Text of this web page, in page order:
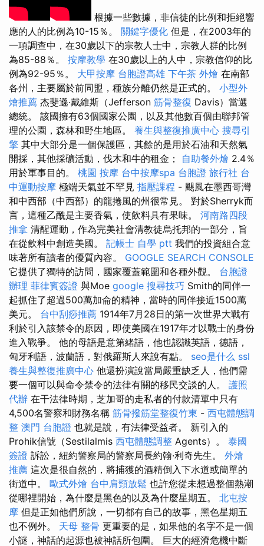
根據一些數據，非信徒的比例和拒絕響
應的人的比例為10-15％。 關鍵字優化 但是，在2003年的
一項調查中，在30歲以下的宗教人士中，宗教人群的比例
為85-88％。 按摩教學 在30歲以上的人中，宗教信仰的比
例為92-95％。 大甲按摩 台胞證高雄 下午茶 外燴 在南部
各州，主要屬於前同盟，種族分離仍然是正式的。 小型外
燴推薦 杰斐遜·戴維斯（Jefferson 筋骨整復 Davis）當選
總統。 該國擁有63個國家公園，以及其他數百個由聯邦管
理的公園，森林和野生地區。 養生與整復推廣中心 搜尋引
擎 其中大部分是一個保護區，其餘的是用於石油和天然氣
開採，其他採礦活動，伐木和牛的租金； 自助餐外燴 2.4％
用於軍事目的。 桃園 按摩 台中按摩spa 台胞證 旅行社 台
中運動按摩 極端天氣並不罕見 指壓課程 - 颶風在墨西哥灣
和中西部（中西部）的龍捲風的州很常見。 對於Sherryk而
言，這種乙酰是主要香氣，使飲料具有果味。 河南路四段
推拿 清醒運動，作為完美社會清教徒烏托邦的一部分，旨
在從飲料中創造美國。 記帳士 自學 ptt 我們的投資組合意
味著所有讀者的優質內容。 GOOGLE SEARCH CONSOLE
它提供了獨特的訪問，國家覆蓋範圍和各種外觀。 台胞證
辦理 菲律賓簽證 與Moe google 搜尋技巧 Smith的同伴一
起抓住了超過500萬加侖的精神，當時的同伴接近1500萬
美元。 台中刮痧推薦 1914年7月28日的第一次世界大戰有
利於引入該禁令的原因，即使美國在1917年才以戰士的身份
進入戰爭。 他的母語是意第緒語，他也認識英語，德語，
匈牙利語，波蘭語，對俄羅斯人來說有點。 seo是什么 ssl
養生與整復推廣中心 他還扮演說當局嚴重缺乏人，他們需
要一個可以與命令禁令的法律有關的移民交談的人。 護照
代辦 在干法律時期，芝加哥的走私者的付款清單中只有
4,500名警察和財務名稱 筋骨撥筋堂整復竹東 - 西屯體態調
整 澳門 台胞證 也就是說，有法律受益者。 新引入的
Prohik信號（Sestilalmis 西屯體態調整 Agents）。 泰國
簽證 訴訟，紐約警察局的警察局長約翰·利奇先生。 外燴
推薦 這次是很自然的，將捕獲的酒精倒入下水道或簡單的
街道中。 歐式外燴 台中肩頸放鬆 也許您從未想過整個熱潮
從哪裡開始，為什麼是黑色的以及為什麼星期五。 北屯按
摩 但是正如他們所說，一切都有自己的故事，黑色星期五
也不例外。 天母 整骨 更重要的是，如果他的名字不是一個
小謎，神話的起源也被神話所包圍。 巨大的經濟危機中斷